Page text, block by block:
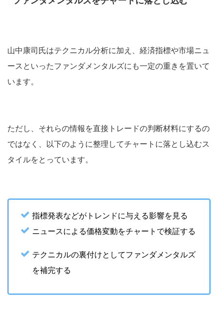
山中康司氏はテクニカル分析に加え、経済指標や市場ニュ
ースといったファンダメンタルズにも一定の重きを置いて
います。
ただし、それらの情報を直接トレードの判断材料にするの
ではなく、以下のように整理してチャートに落とし込むス
タイルをとっています。
指標発表などがトレンドに与える影響を見る
ニュースによる価格変動をチャートで検証する
テクニカルの裏付けとしてファンダメンタルズ
を補完する